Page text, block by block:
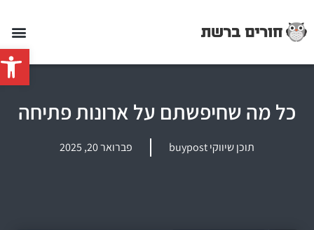
פתח
כל מה שחיפשתם על ארונות פתיחה
תוכן שיווקי buypost פברואר 20, 2025